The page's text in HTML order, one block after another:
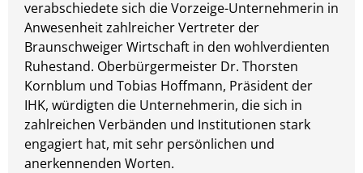
verabschiedete sich die Vorzeige-Unternehmerin in
Anwesenheit zahlreicher Vertreter der
Braunschweiger Wirtschaft in den wohlverdienten
Ruhestand. Oberbürgermeister Dr. Thorsten
Kornblum und Tobias Hoffmann, Präsident der
IHK, würdigten die Unternehmerin, die sich in
zahlreichen Verbänden und Institutionen stark
engagiert hat, mit sehr persönlichen und
anerkennenden Worten.